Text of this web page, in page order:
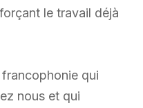
le travail déjà
francophonie qui
nous et qui